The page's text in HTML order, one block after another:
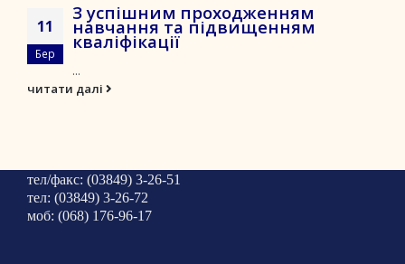
11
Бер
З успішним проходженням
навчання та підвищенням
кваліфікації
...
читати далі
тел/факс: (03849) 3-26-51
тел: (03849) 3-26-72
моб: (068) 176-96-17